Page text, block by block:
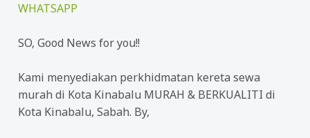
WHATSAPP
SO, Good News for you!!
Kami menyediakan perkhidmatan kereta sewa
murah di Kota Kinabalu MURAH & BERKUALITI di
Kota Kinabalu, Sabah. By,